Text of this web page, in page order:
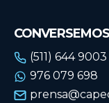
URUGUAY
VENEZUELA
URUGUAY
VENEZUELA
CONVERSEMOS
(511) 644 9003
976 079 698